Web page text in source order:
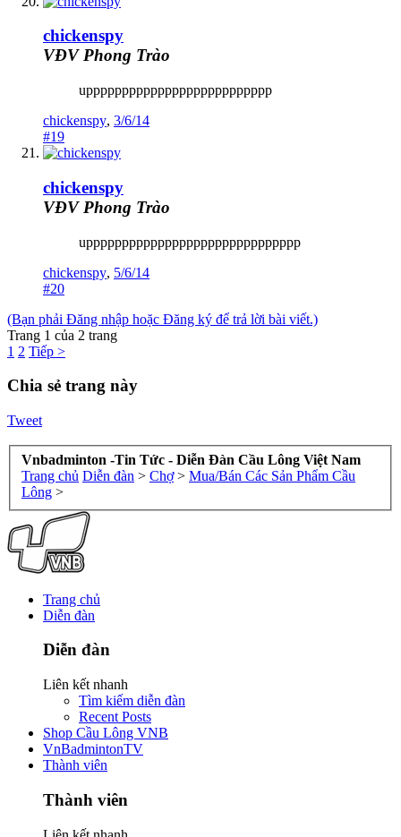
chickenspy
VĐV Phong Trào
upppppppppppppppppppppppppp
chickenspy, 3/6/14
#19
chickenspy
VĐV Phong Trào
upppppppppppppppppppppppppppppp
chickenspy, 5/6/14
#20
(Bạn phải Đăng nhập hoặc Đăng ký để trả lời bài viết.)
Trang 1 của 2 trang
1 2 Tiếp >
Chia sẻ trang này
Tweet
Vnbadminton -Tin Tức - Diễn Đàn Cầu Lông Việt Nam
Trang chủ Diễn đàn > Chợ > Mua/Bán Các Sản Phẩm Cầu
Lông >
Trang chủ
Diễn đàn
Diễn đàn
Liên kết nhanh
Tìm kiếm diễn đàn
Recent Posts
Shop Cầu Lông VNB
VnBadmintonTV
Thành viên
Thành viên